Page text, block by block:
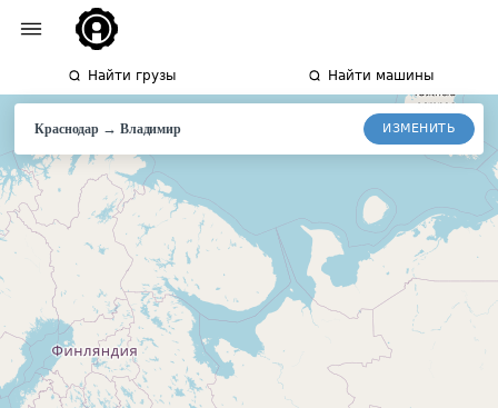
Найти грузы Найти машины
Краснодар → Владимир ИЗМЕНИТЬ